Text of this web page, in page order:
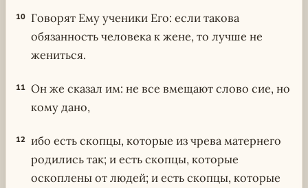
10 Говорят Ему ученики Его: если такова
обязанность человека к жене, то лучше не
жениться.
11 Он же сказал им: не все вмещают слово сие, но
кому дано,
12 ибо есть скопцы, которые из чрева матернего
родились так; и есть скопцы, которые
оскоплены от людей; и есть скопцы, которые